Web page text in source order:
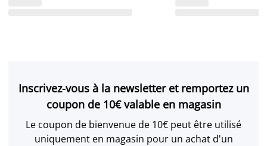
Inscrivez-vous à la newsletter et remportez un
coupon de 10€ valable en magasin
Le coupon de bienvenue de 10€ peut être utilisé
uniquement en magasin pour un achat d'un